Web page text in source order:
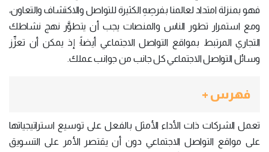
فهو بمنزلة امتداد لعالمنا بفرصِهِ الكثيرة للتواصل والاكتشاف والتعاون،
ومع استمرار تطور الناس والمنصات يجب أن يتطوَّر نهج نشاطك
التجاري المرتبط بمواقع التواصل الاجتماعي أيضاً؛ إذ يمكن أن تعزِّز
وسائل التواصل الاجتماعي كل جانب من جوانب عملك.
فهرس +
تعمل الشركات ذات الأداء الأمثل بالفعل على توسيع استراتيجياتها
على مواقع التواصل الاجتماعي دون أن يقتصر الأمر على التسويق